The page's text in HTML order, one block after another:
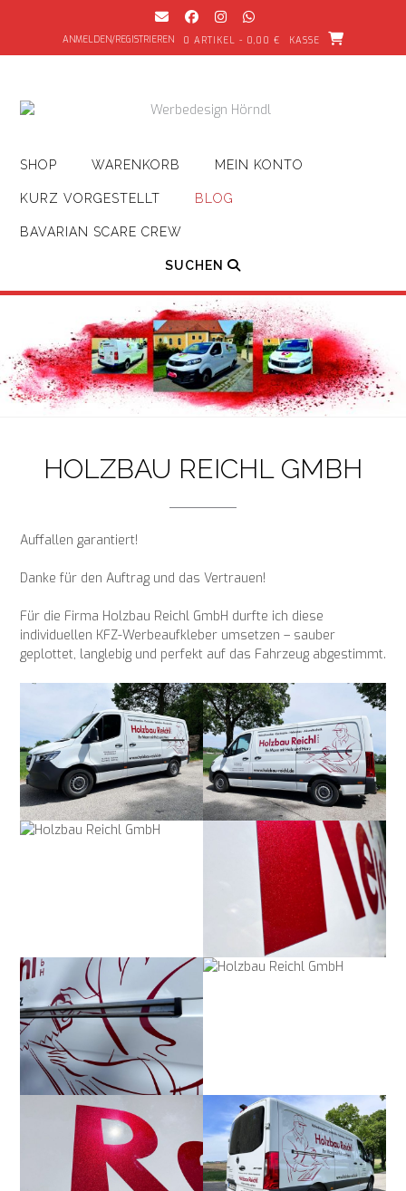
ANMELDEN/REGISTRIEREN 0 ARTIKEL - 0,00 € KASSE
SHOP WARENKORB MEIN KONTO
KURZ VORGESTELLT BLOG
BAVARIAN SCARE CREW
SUCHEN
HOLZBAU REICHL GMBH
Auffallen garantiert!
Danke für den Auftrag und das Vertrauen!
Für die Firma Holzbau Reichl GmbH durfte ich diese
individuellen KFZ-Werbeaufkleber umsetzen – sauber
geplottet, langlebig und perfekt auf das Fahrzeug abgestimmt.